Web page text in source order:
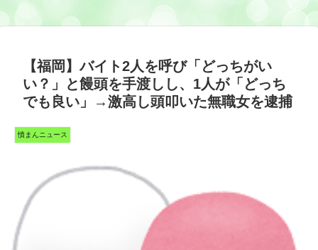
【福岡】バイト2人を呼び「どっちがい
い？」と饅頭を手渡しし、1人が「どっち
でも良い」→激高し頭叩いた無職女を逮捕
憤まんニュース